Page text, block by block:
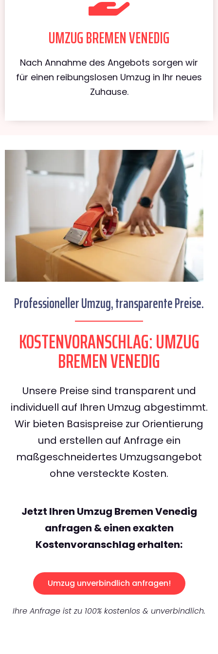
UMZUG BREMEN VENEDIG
Nach Annahme des Angebots sorgen wir
für einen reibungslosen Umzug in Ihr neues
Zuhause.
Professioneller Umzug, transparente Preise.
KOSTENVORANSCHLAG: UMZUG
BREMEN VENEDIG
Unsere Preise sind transparent und
individuell auf Ihren Umzug abgestimmt.
Wir bieten Basispreise zur Orientierung
und erstellen auf Anfrage ein
maßgeschneidertes Umzugsangebot
ohne versteckte Kosten.
Jetzt Ihren Umzug Bremen Venedig
anfragen & einen exakten
Kostenvoranschlag erhalten:
Umzug unverbindlich anfragen!
Ihre Anfrage ist zu 100% kostenlos & unverbindlich.